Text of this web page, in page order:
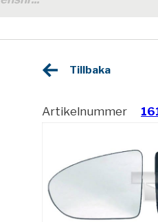
Tillbaka
Artikelnummer